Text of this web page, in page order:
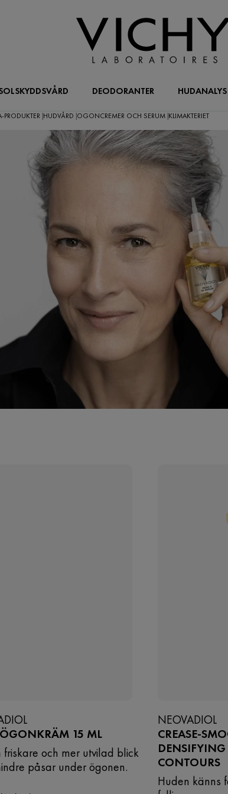
DEODORANTER HUDANALYS
PRODUKTER HUDVÅRD OGONCREMER OCH SERUM KLIMAKTERIET
ÖGONKRÄM 15 ML
friskare och mer utvilad blick
påsar under ögonen.
NEOVADIOL
CREASE-
CONTOURS
Huden känns